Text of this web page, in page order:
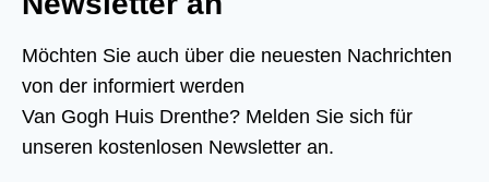
Möchten Sie auch über die neuesten Nachrichten
von der informiert werden
Van Gogh Huis Drenthe? Melden Sie sich für
unseren kostenlosen Newsletter an.